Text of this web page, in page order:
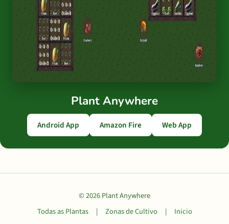
Plant Anywhere
Android App Amazon Fire Web App
© 2026 Plant Anywhere
Todas as Plantas
| Zonas de Cultivo | Inicio